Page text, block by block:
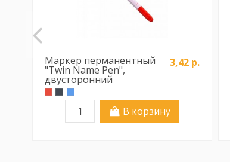
Маркер перманентный
"Twin Name Pen",
двусторонний
Красный
Черный
Синий
3,42 р.
В корзину